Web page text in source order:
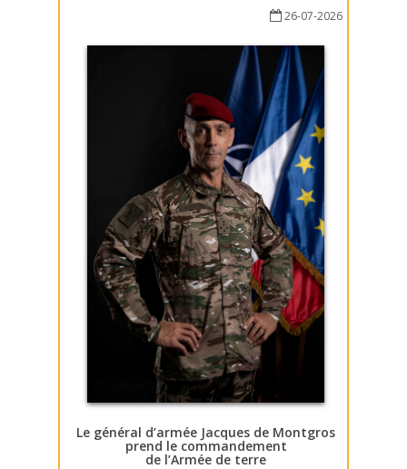
26-07-2026
Le général d’armée Jacques de Montgros
prend le commandement
de l’Armée de terre